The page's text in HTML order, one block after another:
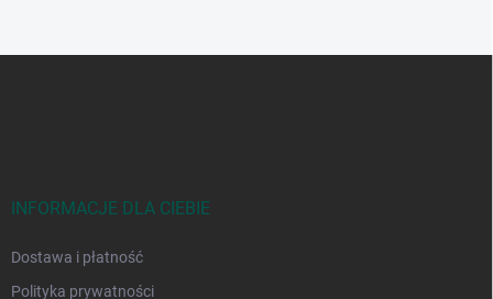
INFORMACJE DLA CIEBIE
Dostawa i płatność
Polityka prywatności